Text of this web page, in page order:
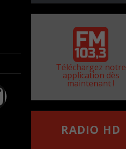
Téléchargez notre
application dès
maintenant !
RADIO HD